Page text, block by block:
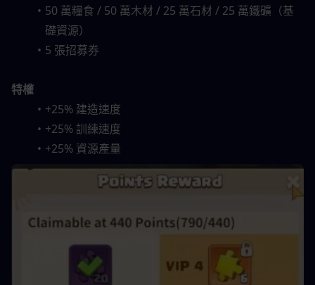
50 萬糧食 / 50 萬木材 / 25 萬石材 / 25 萬鐵礦（基
礎資源）
5 張招募券
特權
+25% 建造速度
+25% 訓練速度
+25% 資源產量